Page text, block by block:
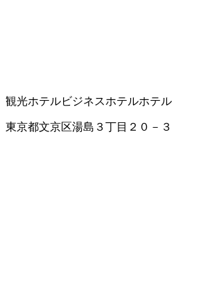
観光ホテルビジネスホテルホテル
東京都文京区湯島３丁目２０－３